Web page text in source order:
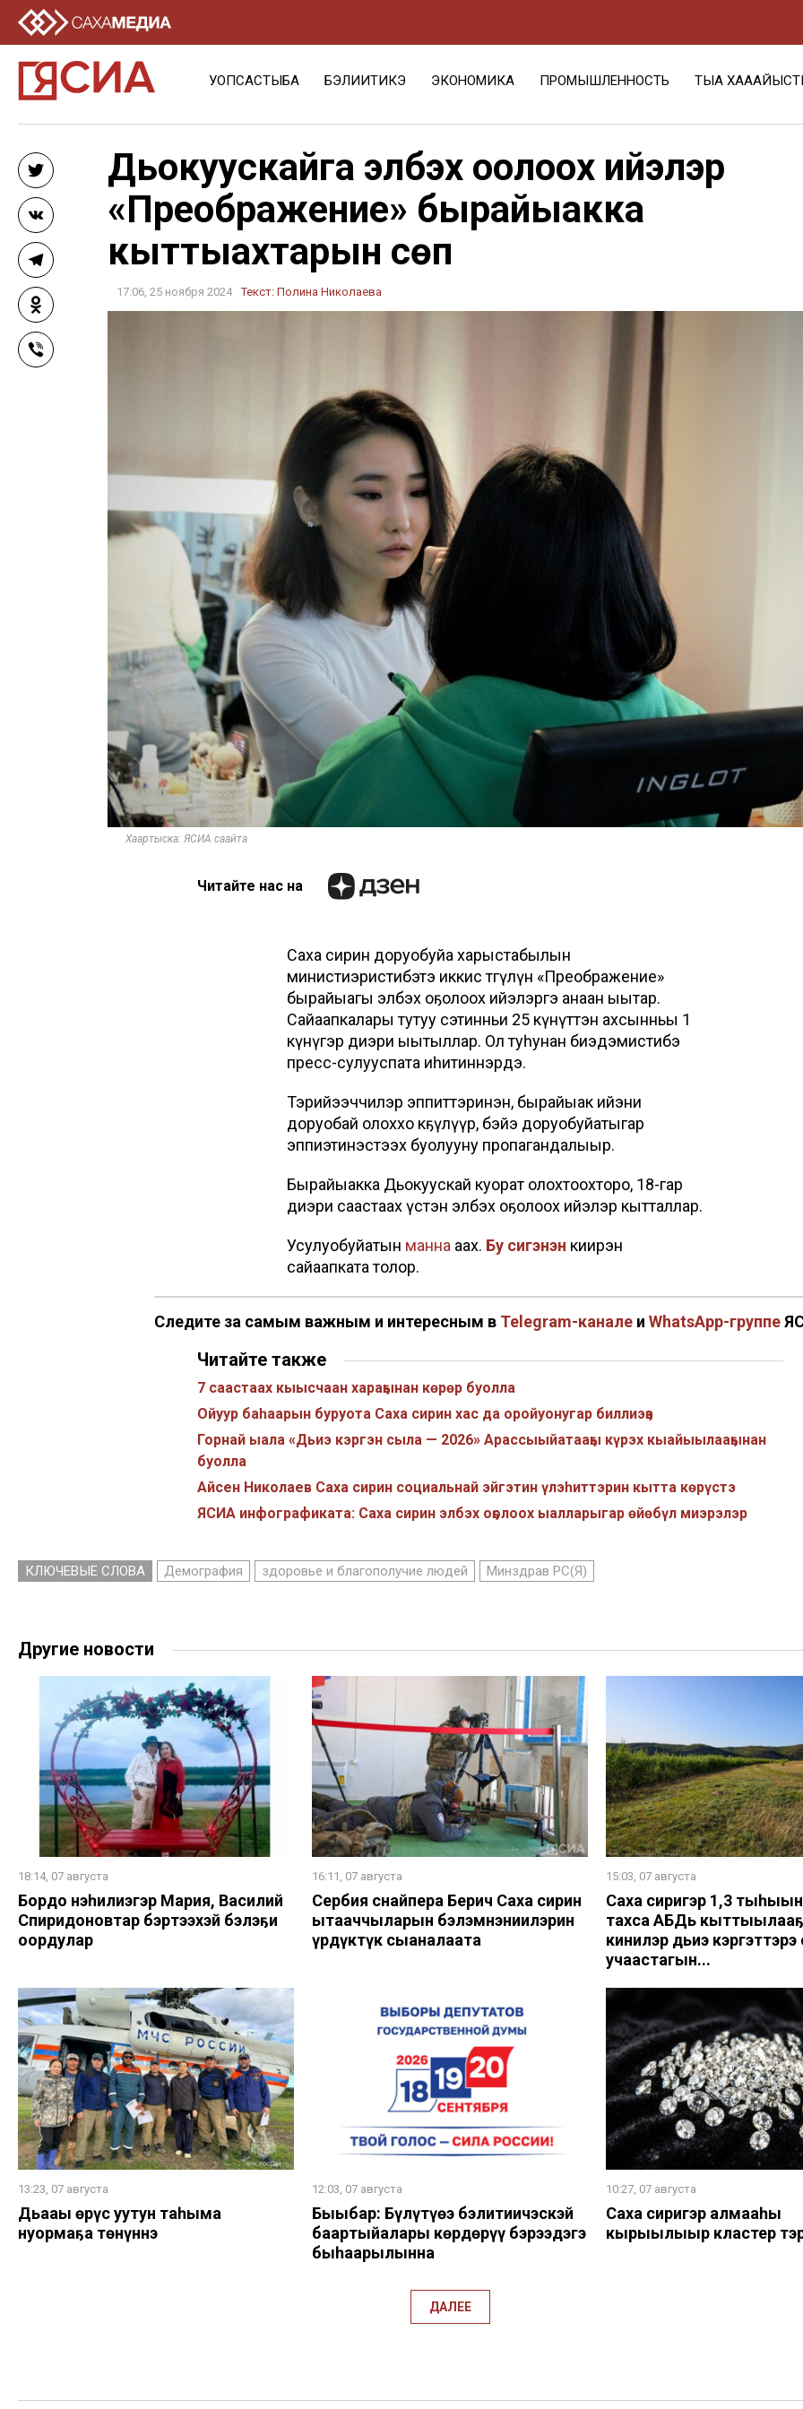
УОПСАСТЫБА БЭЛИИТИКЭ ЭКОНОМИКА ПРОМЫШЛЕННОСТЬ ТЫА
Twitter
VK
Telegram
Odnoklassniki
Viber
Дьокуускайга элбэх оҕолоох ийэлэр
«Преображение» бырайыакка
кыттыахтарын сөп
17:06, 25 ноября 2024 Текст: Полина Николаева
Хаартыска: ЯСИА саайта
Читайте нас на
Саха сирин доруобуйа харыстабылын
министиэристибэтэ иккис төгүлүн «Преображение»
бырайыагы элбэх оҕолоох ийэлэргэ анаан ыытар.
Сайаапкалары тутуу сэтинньи 25 күнүттэн ахсынньы 1
күнүгэр диэри ыытыллар. Ол туһунан биэдэмистибэ
пресс-сулууспата иһитиннэрдэ.
Тэрийээччилэр эппиттэринэн, бырайыак ийэни
доруобай олоххо көҕүлүүр, бэйэ доруобуйатыгар
эппиэтинэстээх буолууну пропагандалыыр.
Бырайыакка Дьокуускай куорат олохтоохторо, 18-гар
диэри саастаах үстэн элбэх оҕолоох ийэлэр кытталлар.
Усулуобуйатын манна аах. Бу сигэнэн киирэн
сайаапката толор.
Следите за самым важным и интересным в Telegram-канале и WhatsApp-группе
Читайте также
7 саастаах кыысчаан хараҕынан көрөр буолла
Ойуур баһаарын буруота Саха сирин хас да оройуонугар биллиэҕэ
Горнай ыала «Дьиэ кэргэн сыла — 2026» Арассыыйатааҕы күрэх кыайыылааҕынан
буолла
Айсен Николаев Саха сирин социальнай эйгэтин үлэһиттэрин кытта көрүстэ
ЯСИА инфографиката: Саха сирин элбэх оҕолоох ыалларыгар өйөбүл миэрэлэр
КЛЮЧЕВЫЕ СЛОВА Демография здоровье и благополучие людей Минздрав РС(Я)
Другие новости
18:14, 07 августа
Бордоҥ нэһилиэгэр Мария, Василий
Спиридоновтар бэртээхэй бэлэҕи
оҥордулар
16:11, 07 августа
Сербия снайпера Берич Саха сирин
ытааччыларын бэлэмнэниилэрин
үрдүктүк сыаналаата
15:03, 07 августа
Саха сиригэр 1,3
тахса АБДь
кинилэр дьиэ кэргэттэрэ
учаастагын...
13:23, 07 августа
Дьааҥы өрүс уутун таһыма
нуормаҕа төнүннэ
12:03, 07 августа
Быыбар: Бүлүтүөҥҥэ бэлитиичэскэй
баартыйалары көрдөрүү бэрээдэгэ
быһаарылынна
10:27, 07 августа
Саха сиригэр алмааһы
кырыылыыр кластер
ДАЛЕЕ